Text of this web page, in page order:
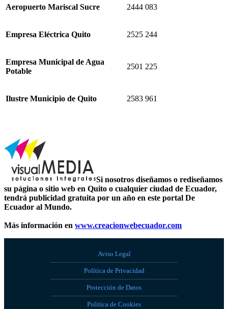
Aeropuerto Mariscal Sucre 2444 083
Empresa Eléctrica Quito 2525 244
Empresa Municipal de Agua
Potable
2501 225
Ilustre Municipio de Quito 2583 961
Si nosotros diseñamos o rediseñamos
su página o sitio web en Quito o cualquier ciudad de Ecuador,
tendrá publicidad gratuita por un año en este portal De
Ecuador al Mundo.
Más información en www.creacionwebecuador.com
Aviso Legal
Política de Privacidad
Protección de Datos
Política de Cookies